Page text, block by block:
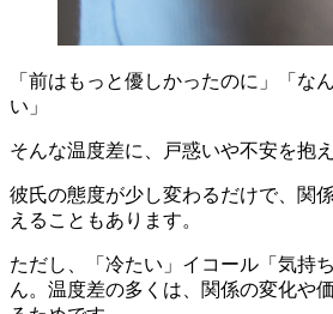
「前はもっと優しかったのに」「な
い」
そんな温度差に、戸惑いや不安を抱
彼氏の態度が少し変わるだけで、関
えることもあります。
ただし、「冷たい」イコール「気持
ん。温度差の多くは、関係の変化や